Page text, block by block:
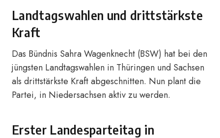
Landtagswahlen und drittstärkste
Kraft
Das Bündnis Sahra Wagenknecht (BSW) hat bei den
jüngsten Landtagswahlen in Thüringen und Sachsen
als drittstärkste Kraft abgeschnitten. Nun plant die
Partei, in Niedersachsen aktiv zu werden.
Erster Landesparteitag in